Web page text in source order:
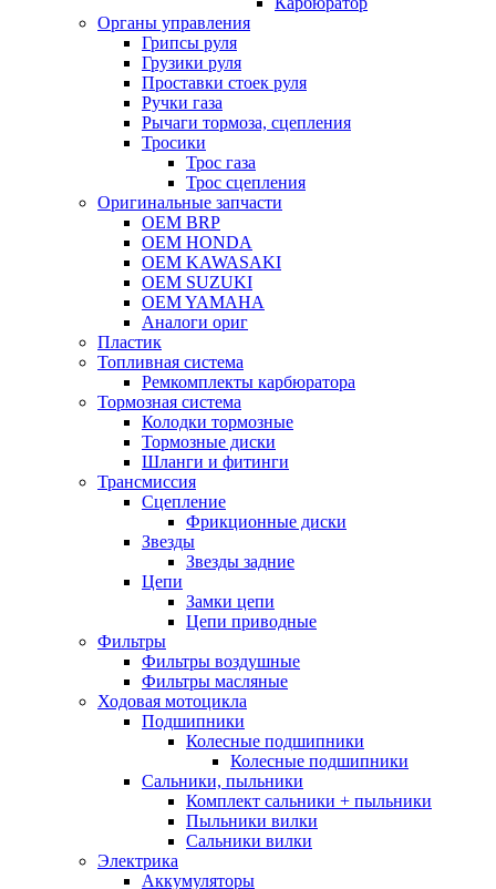
Органы управления
Грипсы руля
Грузики руля
Проставки стоек руля
Ручки газа
Рычаги тормоза, сцепления
Тросики
Трос газа
Трос сцепления
Оригинальные запчасти
OEM BRP
OEM HONDA
OEM KAWASAKI
OEM SUZUKI
OEM YAMAHA
Аналоги ориг
Пластик
Топливная система
Ремкомплекты карбюратора
Тормозная система
Колодки тормозные
Тормозные диски
Шланги и фитинги
Трансмиссия
Cцепление
Фрикционные диски
Звезды
Звезды задние
Цепи
Замки цепи
Цепи приводные
Фильтры
Фильтры воздушные
Фильтры масляные
Ходовая мотоцикла
Подшипники
Колесные подшипники
Колесные подшипники
Сальники, пыльники
Комплект сальники + пыльники
Пыльники вилки
Сальники вилки
Электрика
Аккумуляторы